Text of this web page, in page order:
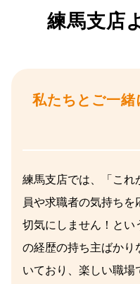
練馬支店
私たちとご一
練馬支店では、「これ
員や求職者の気持ち
切気にしません！とい
の経歴の持ち主ばかり
いており、楽しい職場